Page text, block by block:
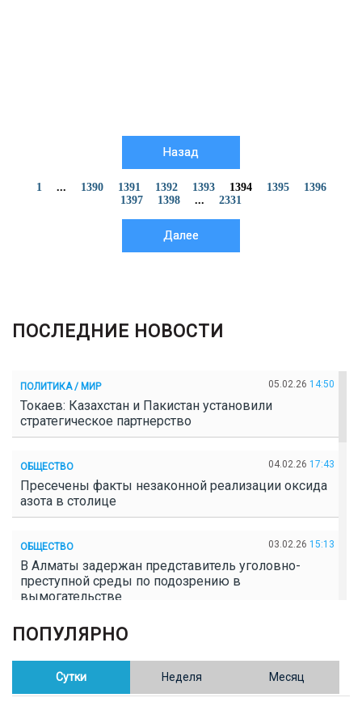
Назад
1 ... 1390 1391 1392 1393 1394 1395
1396
1397
1398 ... 2331
Далее
ПОСЛЕДНИЕ НОВОСТИ
ПОЛИТИКА / МИР 05.02.26 14:50
Токаев: Казахстан и Пакистан установили
стратегическое партнерство
ОБЩЕСТВО 04.02.26 17:43
Пресечены факты незаконной реализации оксида
азота в столице
ОБЩЕСТВО 03.02.26 15:13
В Алматы задержан представитель уголовно-
преступной среды по подозрению в
вымогательстве
ОБЩЕСТВО
Полицейские пресекли незаконное выращивание
конопли в Таразе
ПОПУЛЯРНО
Сутки Неделя Месяц